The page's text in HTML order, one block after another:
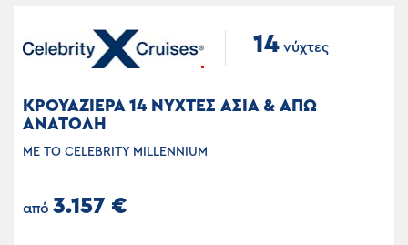
14 νύχτες
ΚΡΟΥΑΖΙΕΡΑ 14 ΝΥΧΤΕΣ ΑΣΙΑ & ΑΠΩ
ΑΝΑΤΟΛΗ
ΜΕ ΤΟ CELEBRITY MILLENNIUM
από 3.157 €